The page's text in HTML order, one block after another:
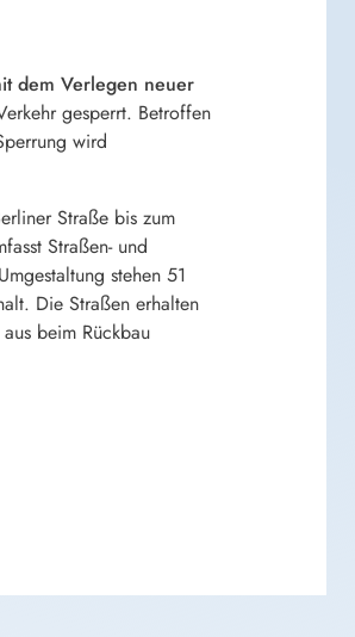
dem Verlegen neuer
gesperrt. Betroffen
wird
Straße bis zum
Straßen- und
stehen 51
Die Straßen erhalten
beim Rückbau